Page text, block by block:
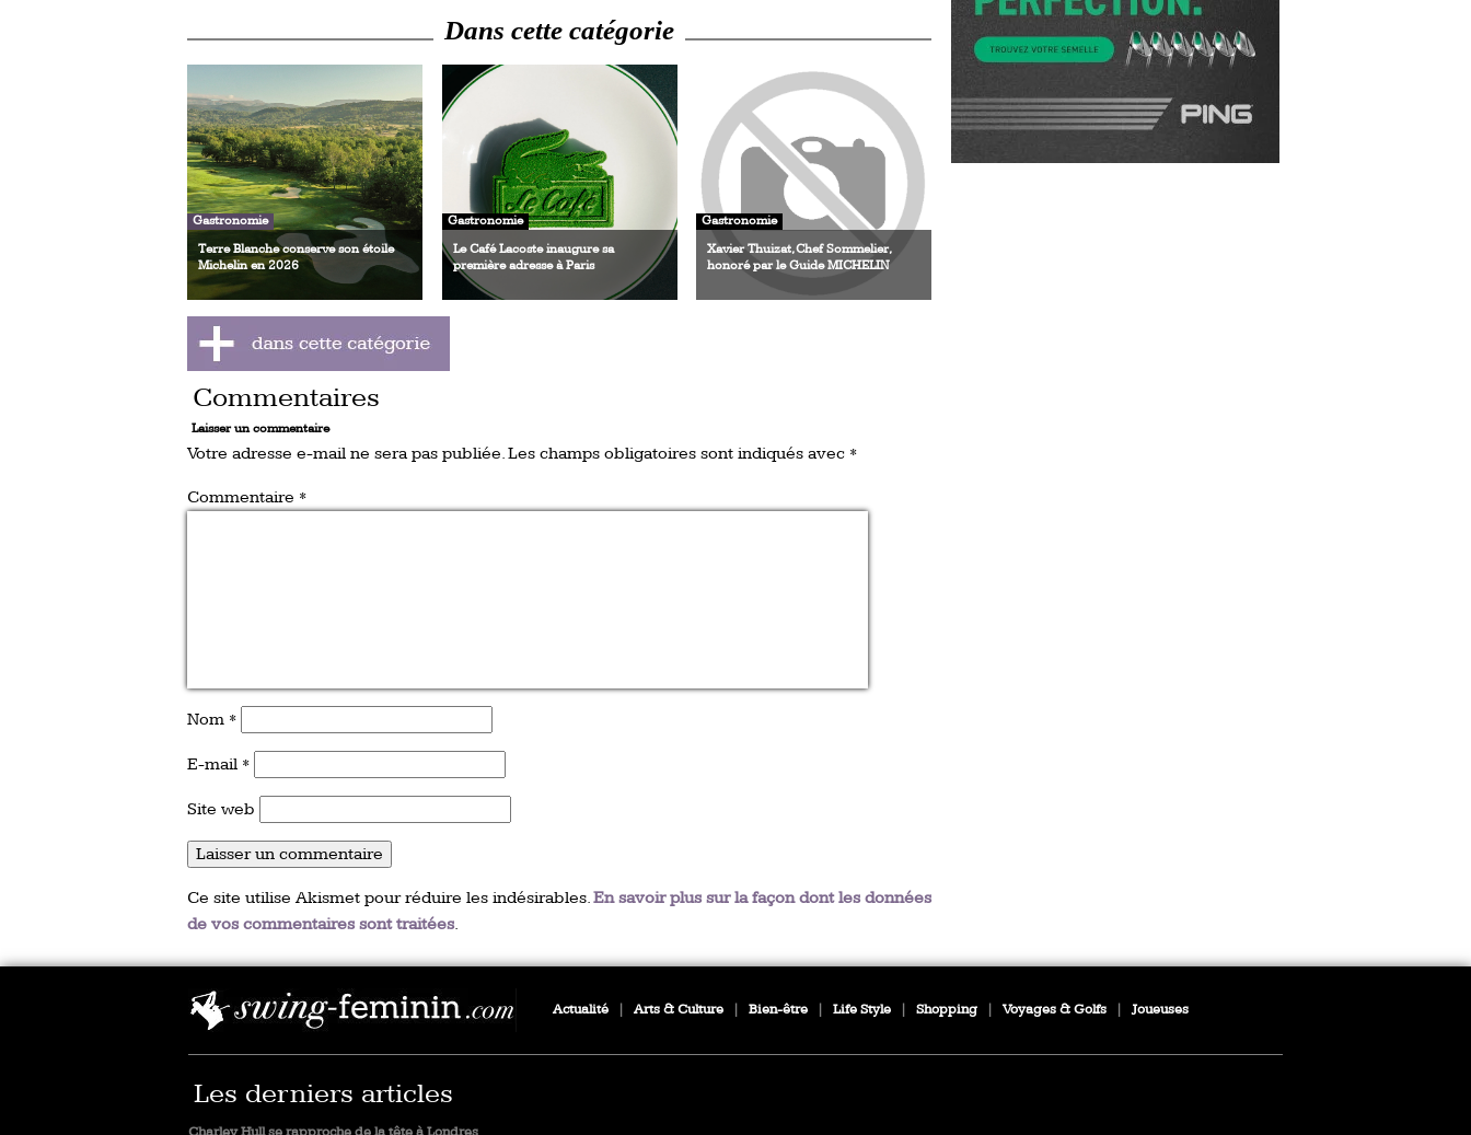
Dans cette catégorie
Gastronomie
Terre Blanche conserve son étoile
Michelin en 2026
Gastronomie
Le Café Lacoste inaugure sa
première adresse à Paris
Gastronomie
Xavier Thuizat, Chef Sommelier,
honoré par le Guide MICHELIN
Commentaires
Laisser un commentaire
Votre adresse e-mail ne sera pas publiée.Les champs obligatoires sont indiqués avec *
Commentaire *
Nom *
E-mail *
Site web
Ce site utilise Akismet pour réduire les indésirables.En savoir plus sur la façon dont les données
de vos commentaires sont traitées.
Lacoste Ladies Open 2025 : Céline Boutier
de retour à Deauville
Chypre
Actualité Arts & Culture Bien-être Life Style Shopping Voyages & Golfs Joueuses
Les derniers articles